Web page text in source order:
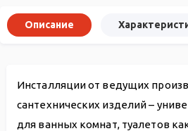
Описание
Инсталляции от ведущих
сантехнических изделий –
для ванных комнат, туалетов